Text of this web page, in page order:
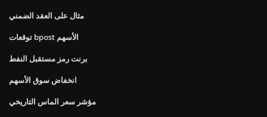
مثال على العقد الضمني
توقعات bpost الأسهم
برنت رمز مستقبل النفط
انخفاض سوق الأسهم
مؤشر سعر الماس التاريخي